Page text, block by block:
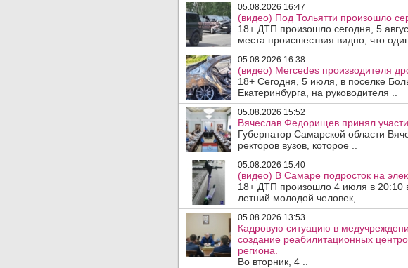
05.08.2026 16:47
(видео) Под Тольятти произошло
18+ ДТП произошло сегодня, 5
места происшествия видно, что один
05.08.2026 16:38
(видео) Mercedes производителя
18+ Сегодня, 5 июля, в поселке
Екатеринбурга, на руководителя ..
05.08.2026 15:52
Вячеслав Федорищев принял
Губернатор Самарской области
ректоров вузов, которое ..
05.08.2026 15:40
(видео) В Самаре подросток на
18+ ДТП произошло 4 июля в 20:10
летний молодой человек, ..
05.08.2026 13:53
Кадровую ситуацию в
создание реабилитационных
региона.
Во вторник, 4 ..